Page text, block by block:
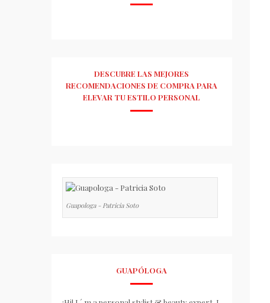
DESCUBRE LAS MEJORES
RECOMENDACIONES DE COMPRA PARA
ELEVAR TU ESTILO PERSONAL
Guapologa - Patricia Soto
GUAPÓLOGA